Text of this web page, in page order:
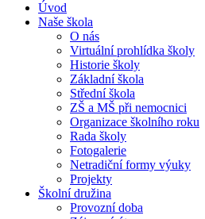
Úvod
Naše škola
O nás
Virtuální prohlídka školy
Historie školy
Základní škola
Střední škola
ZŠ a MŠ při nemocnici
Organizace školního roku
Rada školy
Fotogalerie
Netradiční formy výuky
Projekty
Školní družina
Provozní doba